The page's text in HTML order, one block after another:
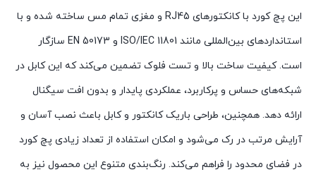
این پچ کورد با کانکتورهای RJ45 و مغزی تمام مس ساخته شده و با
استانداردهای بین‌المللی مانند ISO/IEC 11801 و EN 50173 سازگار
است. کیفیت ساخت بالا و تست فلوک تضمین می‌کند که این کابل در
شبکه‌های حساس و پرکاربرد، عملکردی پایدار و بدون افت سیگنال
ارائه دهد. همچنین، طراحی باریک کانکتور و کابل باعث نصب آسان و
آرایش مرتب در رک می‌شود و امکان استفاده از تعداد زیادی پچ کورد
در فضای محدود را فراهم می‌کند. رنگ‌بندی متنوع این محصول نیز به